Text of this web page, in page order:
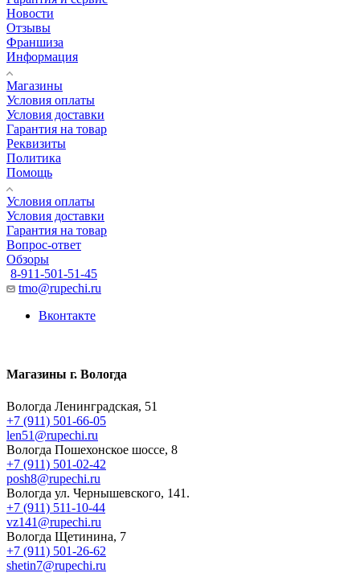
Новости
Отзывы
Франшиза
Информация
Магазины
Условия оплаты
Условия доставки
Гарантия на товар
Реквизиты
Политика
Помощь
Условия оплаты
Условия доставки
Гарантия на товар
Вопрос-ответ
Обзоры
8-911-501-51-45
tmo@rupechi.ru
Вконтакте
Магазины г. Вологда
Вологда Ленинградская, 51
+7 (911) 501-66-05
len51@rupechi.ru
Вологда Пошехонское шоссе, 8
+7 (911) 501-02-42
posh8@rupechi.ru
Вологда ул. Чернышевского, 141.
+7 (911) 511-10-44
vz141@rupechi.ru
Вологда Щетинина, 7
+7 (911) 501-26-62
shetin7@rupechi.ru